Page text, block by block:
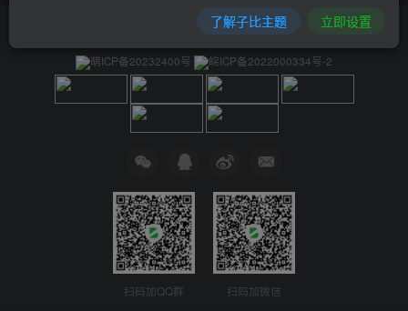
萌ICP备20232400号 皖ICP备2022000334号-2
扫码加QQ群 扫码加微信
了解子比主题 立即设置